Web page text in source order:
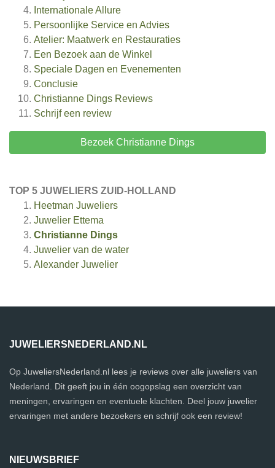
Internationale Allure
Persoonlijke Service en Advies
Atelier: Maatwerk en Restauraties
Een Bezoek aan de Winkel
Speciale Dagen en Evenementen
Conclusie
Christianne Dings Reviews
Schrijf een review
Bezoek Christianne Dings
TOP 5 JUWELIERS ZUID-HOLLAND
Heetman Juweliers
Juwelier Ettema
Christianne Dings
Juwelier van de water
Alexander Juwelier
JUWELIERSNEDERLAND.NL
Op JuweliersNederland.nl lees je reviews over alle juweliers van
Nederland. Dit geeft jou in één oogopslag een overzicht van
meningen, ervaringen en eventuele klachten. Deel jouw juwelier
ervaringen met andere bezoekers en schrijf ook een review!
NIEUWSBRIEF